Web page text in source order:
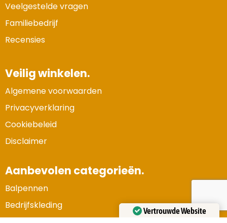
Veelgestelde vragen
Familiebedrijf
Recensies
Veilig winkelen.
Algemene voorwaarden
Privacyverklaring
Cookiebeleid
Disclaimer
Aanbevolen categorieën.
Balpennen
Bedrijfskleding
Vertrouwde Website